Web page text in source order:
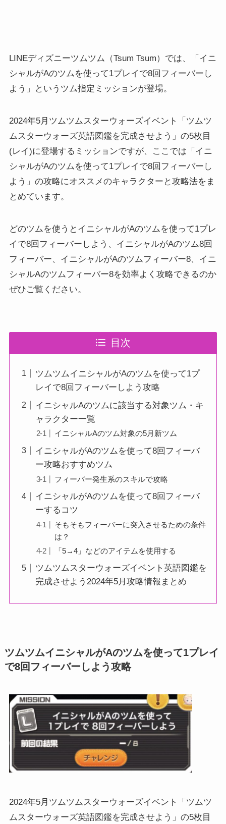
LINEディズニーツムツム（Tsum Tsum）では、「イニ
シャルがAのツムを使って1プレイで8回フィーバーし
よう」というツム指定ミッションが登場。
2024年5月ツムツムスターウォーズイベント「ツムツ
ムスターウォーズ英語図鑑を完成させよう」の5枚目
(レイ)に登場するミッションですが、ここでは「イニ
シャルがAのツムを使って1プレイで8回フィーバーし
よう」の攻略にオススメのキャラクターと攻略法をま
とめています。
どのツムを使うとイニシャルがAのツムを使って1プレ
イで8回フィーバーしよう、イニシャルがAのツム8回
フィーバー、イニシャルがAのツムフィーバー8、イニ
シャルAのツムフィーバー8を効率よく攻略できるのか
ぜひご覧ください。
目次
ツムツムイニシャルがAのツムを使って1プ
レイで8回フィーバーしよう攻略
イニシャルAのツムに該当する対象ツム・キ
ャラクター一覧
イニシャルAのツム対象の5月新ツム
イニシャルがAのツムを使って8回フィーバ
ー攻略おすすめツム
フィーバー発生系のスキルで攻略
イニシャルがAのツムを使って8回フィーバ
ーするコツ
そもそもフィーバーに突入させるための条件
は？
「5→4」などのアイテムを使用する
ツムツムスターウォーズイベント英語図鑑を
完成させよう2024年5月攻略情報まとめ
ツムツムイニシャルがAのツムを使って1プレイ
で8回フィーバーしよう攻略
2024年5月ツムツムスターウォーズイベント「ツムツ
ムスターウォーズ英語図鑑を完成させよう」の5枚目